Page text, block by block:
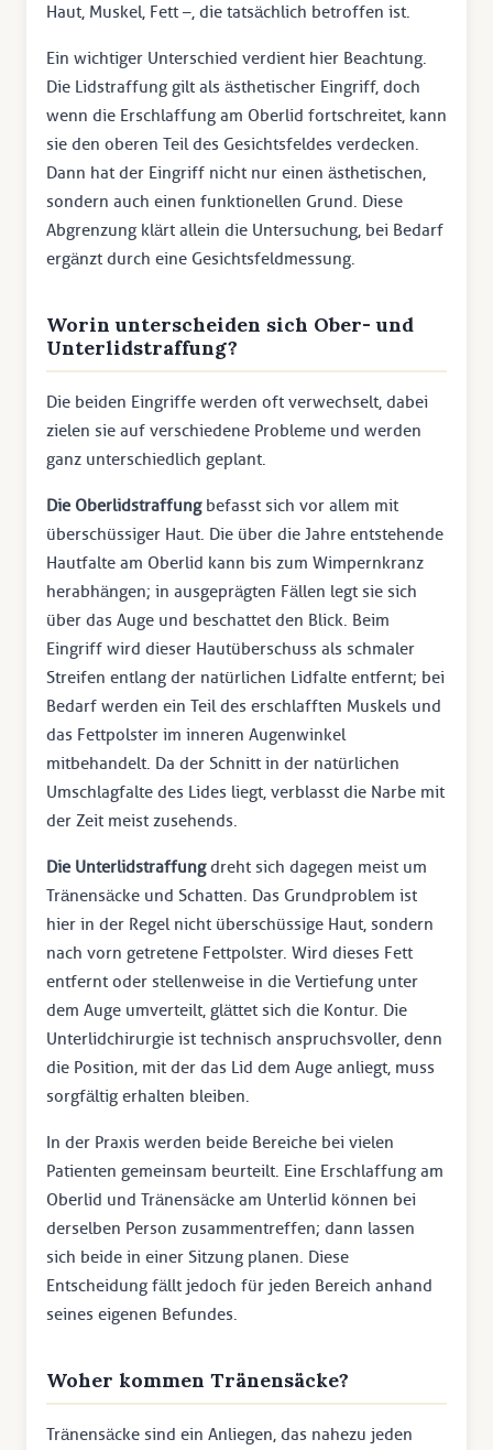
Haut, Muskel, Fett –, die tatsächlich betroffen ist.
Ein wichtiger Unterschied verdient hier Beachtung.
Die Lidstraffung gilt als ästhetischer Eingriff, doch
wenn die Erschlaffung am Oberlid fortschreitet, kann
sie den oberen Teil des Gesichtsfeldes verdecken.
Dann hat der Eingriff nicht nur einen ästhetischen,
sondern auch einen funktionellen Grund. Diese
Abgrenzung klärt allein die Untersuchung, bei Bedarf
ergänzt durch eine Gesichtsfeldmessung.
Worin unterscheiden sich Ober- und
Unterlidstraffung?
Die beiden Eingriffe werden oft verwechselt, dabei
zielen sie auf verschiedene Probleme und werden
ganz unterschiedlich geplant.
Die Oberlidstraffungbefasst sich vor allem mit
überschüssiger Haut. Die über die Jahre entstehende
Hautfalte am Oberlid kann bis zum Wimpernkranz
herabhängen; in ausgeprägten Fällen legt sie sich
über das Auge und beschattet den Blick. Beim
Eingriff wird dieser Hautüberschuss als schmaler
Streifen entlang der natürlichen Lidfalte entfernt; bei
Bedarf werden ein Teil des erschlafften Muskels und
das Fettpolster im inneren Augenwinkel
mitbehandelt. Da der Schnitt in der natürlichen
Umschlagfalte des Lides liegt, verblasst die Narbe mit
der Zeit meist zusehends.
Die Unterlidstraffungdreht sich dagegen meist um
Tränensäcke und Schatten. Das Grundproblem ist
hier in der Regel nicht überschüssige Haut, sondern
nach vorn getretene Fettpolster. Wird dieses Fett
entfernt oder stellenweise in die Vertiefung unter
dem Auge umverteilt, glättet sich die Kontur. Die
Unterlidchirurgie ist technisch anspruchsvoller, denn
die Position, mit der das Lid dem Auge anliegt, muss
sorgfältig erhalten bleiben.
In der Praxis werden beide Bereiche bei vielen
Patienten gemeinsam beurteilt. Eine Erschlaffung am
Oberlid und Tränensäcke am Unterlid können bei
derselben Person zusammentreffen; dann lassen
sich beide in einer Sitzung planen. Diese
Entscheidung fällt jedoch für jeden Bereich anhand
seines eigenen Befundes.
Woher kommen Tränensäcke?
Tränensäcke sind ein Anliegen, das nahezu jeden